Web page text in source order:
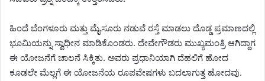
ಹಿಂದೆ ಬೆಂಗಳೂರು ಮತ್ತು ಮೈಸೂರು ನಡುವೆ ರಸ್ತೆ ಮಾಡಲು ದೊಡ್ಡ ಪ್ರಮಾಣದಲ್ಲಿ
ಭೂಮಿಯನ್ನು ಸ್ವಾಧೀನ ಮಾಡಿಕೊಂಡರು. ದೇವೇಗೌಡರು ಮುಖ್ಯಮಂತ್ರಿ ಆಗಿದ್ದಾಗ
ಈ ಯೋಜನೆಗೆ ಚಾಲನೆ ಸಿಕ್ಕಿತು. ಅವರು ಪ್ರಧಾನಿಯಾಗಿ ದೆಹಲಿಗೆ ಹೋದ
ಕೂಡಲೇ ಮೆಲ್ಲಗೆ ಈ ಯೋಜನೆಯ ರೂಪವೇಷಗಳು ಬದಲಾಗುತ್ತ ಹೋದವು.